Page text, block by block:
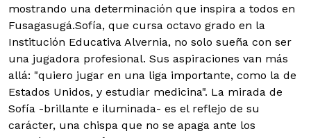
mostrando una determinación que inspira a todos en
Fusagasugá.Sofía, que cursa octavo grado en la
Institución Educativa Alvernia, no solo sueña con ser
una jugadora profesional. Sus aspiraciones van más
allá: "quiero jugar en una liga importante, como la de
Estados Unidos, y estudiar medicina". La mirada de
Sofía -brillante e iluminada- es el reflejo de su
carácter, una chispa que no se apaga ante los